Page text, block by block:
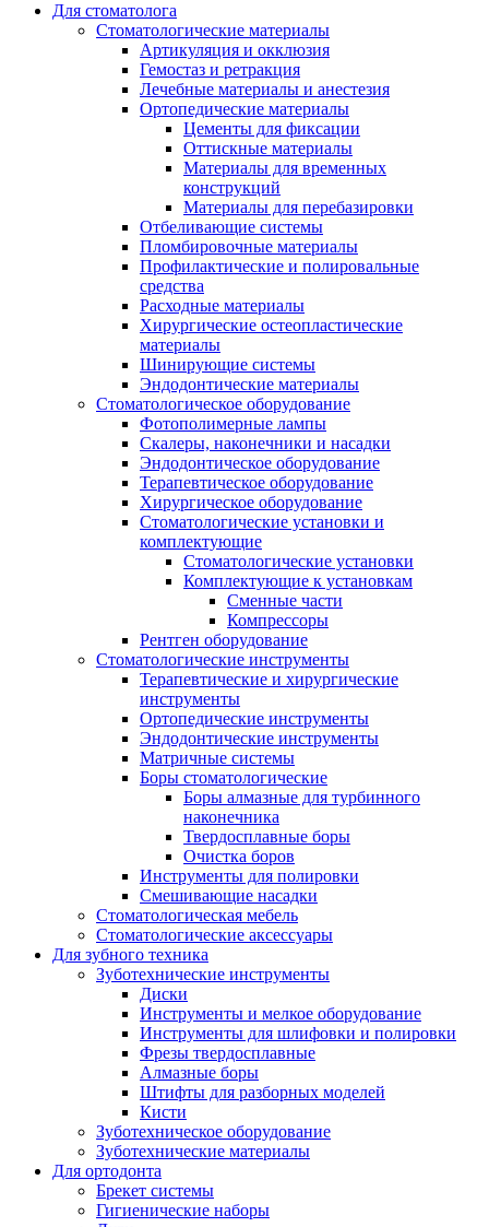
Для стоматолога
Стоматологические материалы
Артикуляция и окклюзия
Гемостаз и ретракция
Лечебные материалы и анестезия
Ортопедические материалы
Цементы для фиксации
Оттискные материалы
Материалы для временных
конструкций
Материалы для перебазировки
Отбеливающие системы
Пломбировочные материалы
Профилактические и полировальные
средства
Расходные материалы
Хирургические остеопластические
материалы
Шинирующие системы
Эндодонтические материалы
Стоматологическое оборудование
Фотополимерные лампы
Скалеры, наконечники и насадки
Эндодонтическое оборудование
Терапевтическое оборудование
Хирургическое оборудование
Стоматологические установки и
комплектующие
Стоматологические установки
Комплектующие к установкам
Сменные части
Компрессоры
Рентген оборудование
Стоматологические инструменты
Терапевтические и хирургические
инструменты
Ортопедические инструменты
Эндодонтические инструменты
Матричные системы
Боры стоматологические
Боры алмазные для турбинного
наконечника
Твердосплавные боры
Очистка боров
Инструменты для полировки
Смешивающие насадки
Стоматологическая мебель
Стоматологические аксессуары
Для зубного техника
Зуботехнические инструменты
Диски
Инструменты и мелкое оборудование
Инструменты для шлифовки и полировки
Фрезы твердосплавные
Алмазные боры
Штифты для разборных моделей
Кисти
Зуботехническое оборудование
Зуботехнические материалы
Для ортодонта
Брекет системы
Гигиенические наборы